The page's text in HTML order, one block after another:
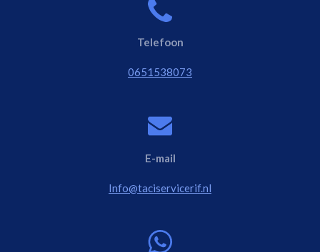
Telefoon
0651538073
E-mail
Info@taciservicerif.nl